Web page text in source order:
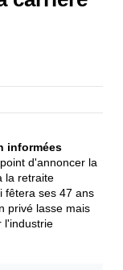
informées
d'annoncer la
la retraite
fêtera ses 47 ans
privé lasse mais
l'industrie